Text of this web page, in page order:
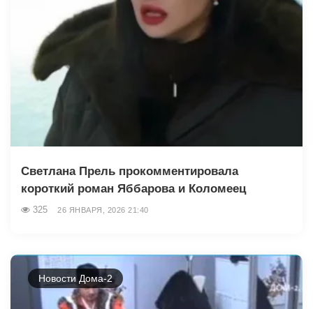
Светлана Прель прокомментировала
короткий роман Яббарова и Коломеец
325 26 ЯНВАРЯ, 2026 21:40
Новости Дома-2